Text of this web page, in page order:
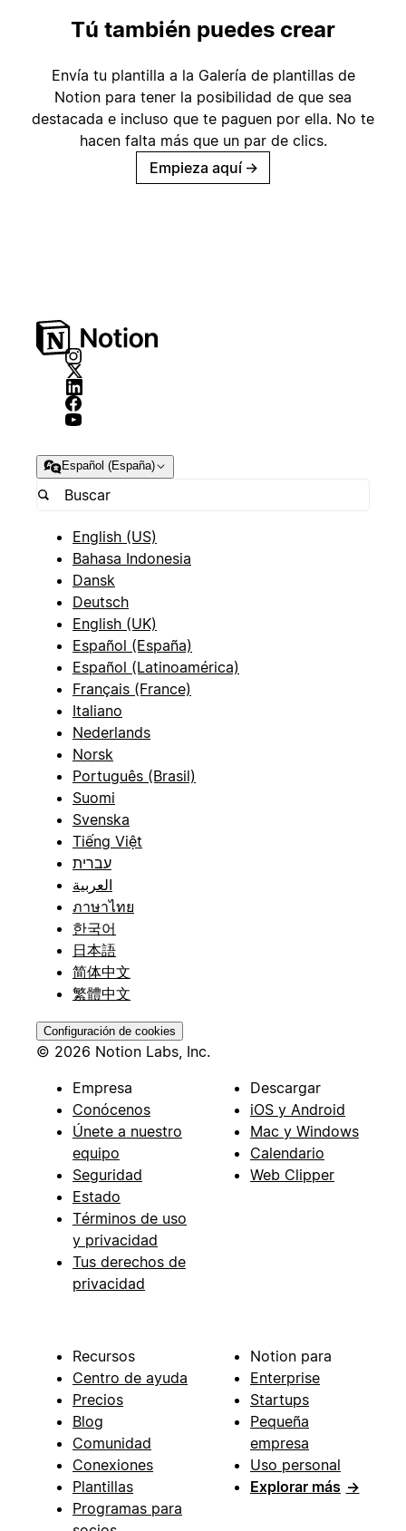
Tú también puedes crear
Envía tu plantilla a la Galería de plantillas de
Notion para tener la posibilidad de que sea
destacada e incluso que te paguen por ella. No te
hacen falta más que un par de clics.
Empieza aquí →
Español (España)
English (US)
Bahasa Indonesia
Dansk
Deutsch
English (UK)
Español (España)
Español (Latinoamérica)
Français (France)
Italiano
Nederlands
Norsk
Português (Brasil)
Suomi
Svenska
Tiếng Việt
עברית
العربية
ภาษาไทย
한국어
日本語
简体中文
繁體中文
Configuración de cookies
© 2026 Notion Labs, Inc.
Empresa
Conócenos
Únete a nuestro
equipo
Seguridad
Estado
Términos de uso
y privacidad
Tus derechos de
privacidad
Descargar
iOS y Android
Mac y Windows
Calendario
Web Clipper
Recursos
Centro de ayuda
Precios
Blog
Comunidad
Conexiones
Plantillas
Programas para
Notion para
Enterprise
Startups
Pequeña
empresa
Uso personal
Explorar más →